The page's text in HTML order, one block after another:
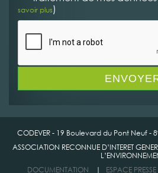
savoir plus)
CODEVER - 19 Boulevard du Pont Neuf -
ASSOCIATION RECONNUE D’INTERET
DOCUMENTATION | ESPACE PRESSE